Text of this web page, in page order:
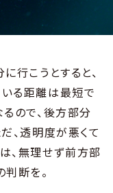
行こうとすると、
る距離は最短で
ので、後方部分
、透明度が悪くて
、無理せず前方部
断を。